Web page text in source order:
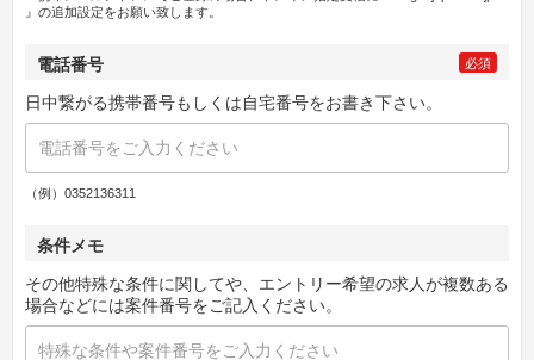
』の追加設定をお願い致します。
電話番号 必須
日中繋がる携帯番号もしくは自宅番号をお書き下さい。
（例）0352136311
条件メモ
その他特殊な条件に関してや、エントリー希望の求人が複数ある
場合などには案件番号をご記入ください。